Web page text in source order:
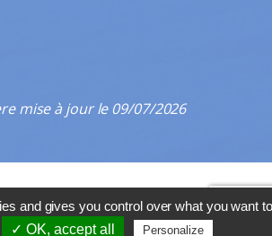
mise à jour le 09/07/2026
and gives you control over what you want to
✓ OK, accept all Personalize